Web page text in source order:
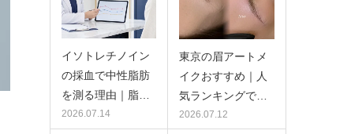
イソトレチノイン
の採血で中性脂肪
を測る理由｜脂…
2026.07.14
東京の眉アートメ
イクおすすめ｜人
気ランキングで…
2026.07.12